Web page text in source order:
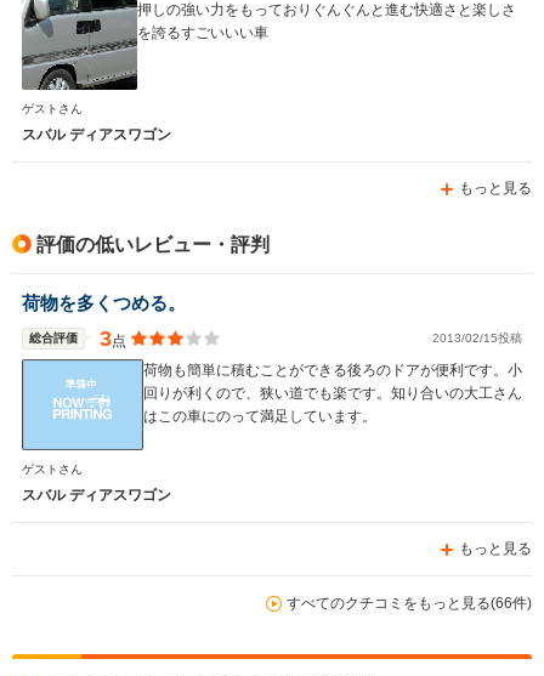
押しの強い力をもっておりぐんぐんと進む快適さと楽しさ
を誇るすごいいい車
ゲストさん
スバル ディアスワゴン
もっと見る
評価の低いレビュー・評判
荷物を多くつめる。
総合評価 3点 2013/02/15投稿
荷物も簡単に積むことができる後ろのドアが便利です。小
回りが利くので、狭い道でも楽です。知り合いの大工さん
はこの車にのって満足しています。
ゲストさん
スバル ディアスワゴン
もっと見る
すべてのクチコミをもっと見る(66件)